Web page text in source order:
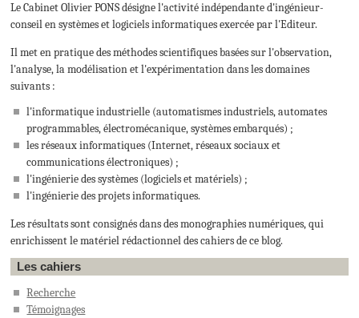
Le Cabinet Olivier PONS désigne l'activité indépendante d'ingénieur-
conseil en systèmes et logiciels informatiques exercée par l'Editeur.
Il met en pratique des méthodes scientifiques basées sur l'observation,
l'analyse, la modélisation et l'expérimentation dans les domaines
suivants :
l'informatique industrielle (automatismes industriels, automates
programmables, électromécanique, systèmes embarqués) ;
les réseaux informatiques (Internet, réseaux sociaux et
communications électroniques) ;
l'ingénierie des systèmes (logiciels et matériels) ;
l'ingénierie des projets informatiques.
Les résultats sont consignés dans des monographies numériques, qui
enrichissent le matériel rédactionnel des cahiers de ce blog.
Les cahiers
Recherche
Témoignages